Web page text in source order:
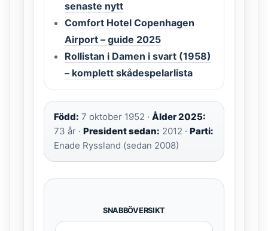
senaste nytt
Comfort Hotel Copenhagen
Airport – guide 2025
Rollistan i Damen i svart (1958)
– komplett skådespelarlista
Född: 7 oktober 1952 · Ålder 2025:
73 år · President sedan: 2012 · Parti:
Enade Ryssland (sedan 2008)
SNABBÖVERSIKT